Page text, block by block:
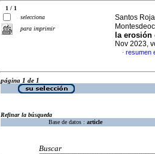
1 / 1
selecciona
para imprimir
Santos
la
Nov 2023,
· resumen
página 1 de 1
Refinar la búsqueda
Base de datos : article
Buscar